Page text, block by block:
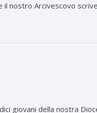
nostro Arcivescovo
giovani della nostra